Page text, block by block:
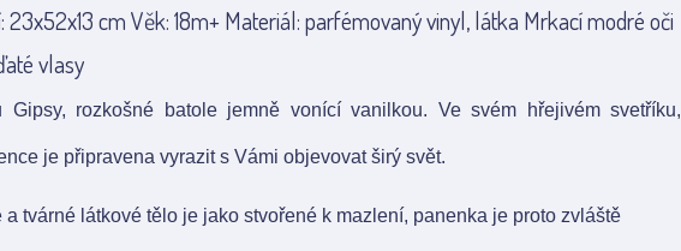
23x52x13 cm Věk: 18m+ Materiál: parfémovaný vinyl, látka Mrkací modré oči
vlasy
Gipsy, rozkošné batole jemně vonící vanilkou. Ve svém hřejivém svetříku,
je připravena vyrazit s Vámi objevovat širý svět.
a tvárné látkové tělo je jako stvořené k mazlení, panenka je proto zvláště